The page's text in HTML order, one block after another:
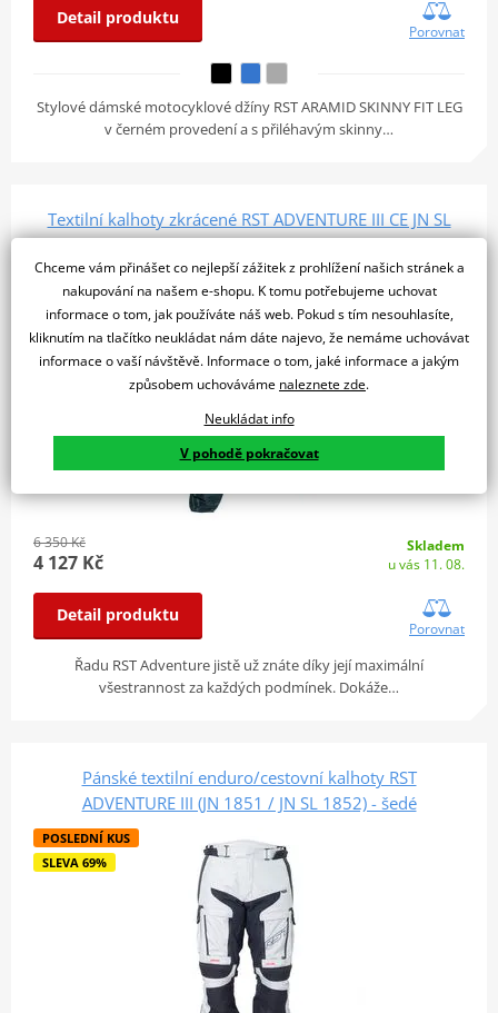
Detail produktu
Porovnat
Stylové dámské motocyklové džíny RST ARAMID SKINNY FIT LEG
v černém provedení a s přiléhavým skinny…
Textilní kalhoty zkrácené RST ADVENTURE III CE JN SL
2852 - černá
POSLEDNÍ KUS
VÝPRODEJ
SLEVA 35%
6 350 Kč
4 127 Kč
Skladem
u vás 11. 08.
Detail produktu
Porovnat
Řadu RST Adventure jistě už znáte díky její maximální
všestrannost za každých podmínek. Dokáže…
Pánské textilní enduro/cestovní kalhoty RST
ADVENTURE III (JN 1851 / JN SL 1852) - šedé
POSLEDNÍ KUS
SLEVA 69%
Chceme vám přinášet co nejlepší zážitek z prohlížení našich stránek a
nakupování na našem e-shopu. K tomu potřebujeme uchovat
informace o tom, jak používáte náš web. Pokud s tím nesouhlasíte,
kliknutím na tlačítko neukládat nám dáte najevo, že nemáme uchovávat
informace o vaší návštěvě. Informace o tom, jaké informace a jakým
způsobem uchováváme naleznete zde.
Neukládat info
V pohodě pokračovat